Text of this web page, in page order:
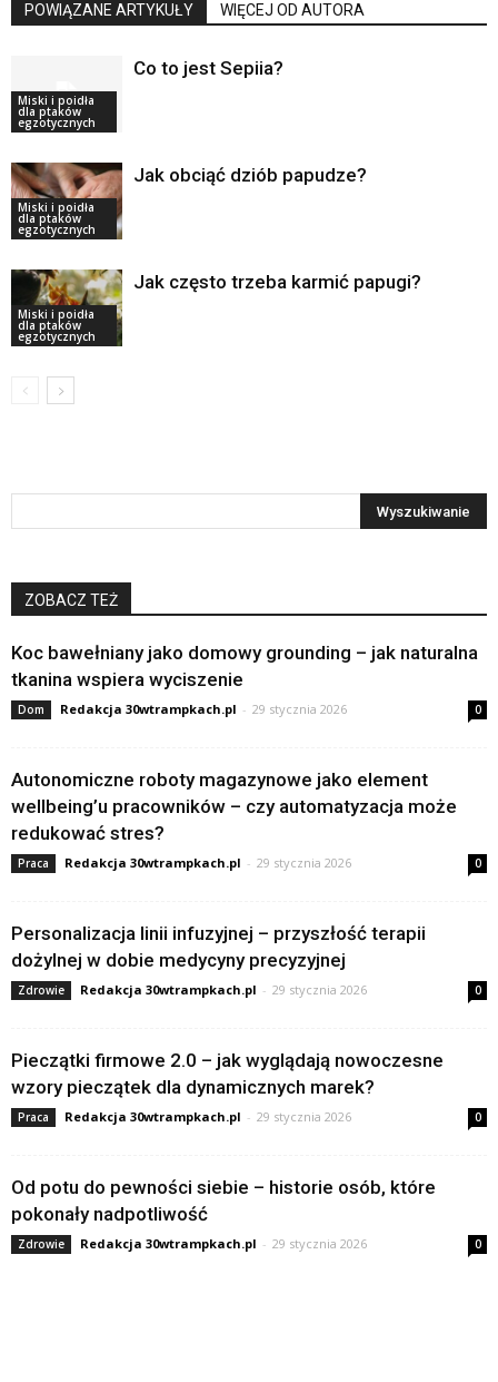
POWIĄZANE ARTYKUŁY WIĘCEJ OD AUTORA
Miski i poidła
dla ptaków
egzotycznych
Co to jest Sepiia?
Miski i poidła
dla ptaków
egzotycznych
Jak obciąć dziób papudze?
Miski i poidła
dla ptaków
egzotycznych
Jak często trzeba karmić papugi?
ZOBACZ TEŻ
Koc bawełniany jako domowy grounding – jak naturalna
tkanina wspiera wyciszenie
Dom Redakcja 30wtrampkach.pl - 29 stycznia 2026 0
Autonomiczne roboty magazynowe jako element
wellbeing’u pracowników – czy automatyzacja może
redukować stres?
Praca Redakcja 30wtrampkach.pl - 29 stycznia 2026 0
Personalizacja linii infuzyjnej – przyszłość terapii
dożylnej w dobie medycyny precyzyjnej
Zdrowie Redakcja 30wtrampkach.pl - 29 stycznia 2026 0
Pieczątki firmowe 2.0 – jak wyglądają nowoczesne
wzory pieczątek dla dynamicznych marek?
Praca Redakcja 30wtrampkach.pl - 29 stycznia 2026 0
Od potu do pewności siebie – historie osób, które
pokonały nadpotliwość
Zdrowie Redakcja 30wtrampkach.pl - 29 stycznia 2026 0